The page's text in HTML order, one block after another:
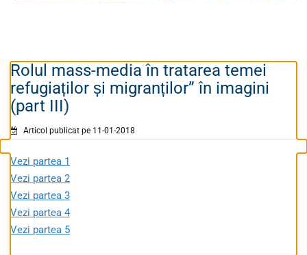
Rolul mass-media în tratarea temei
refugiaților și migranților” în imagini
(part III)
Articol publicat pe 11-01-2018
Vezi partea 1
Vezi partea 2
Vezi partea 3
Vezi partea 4
Vezi partea 5